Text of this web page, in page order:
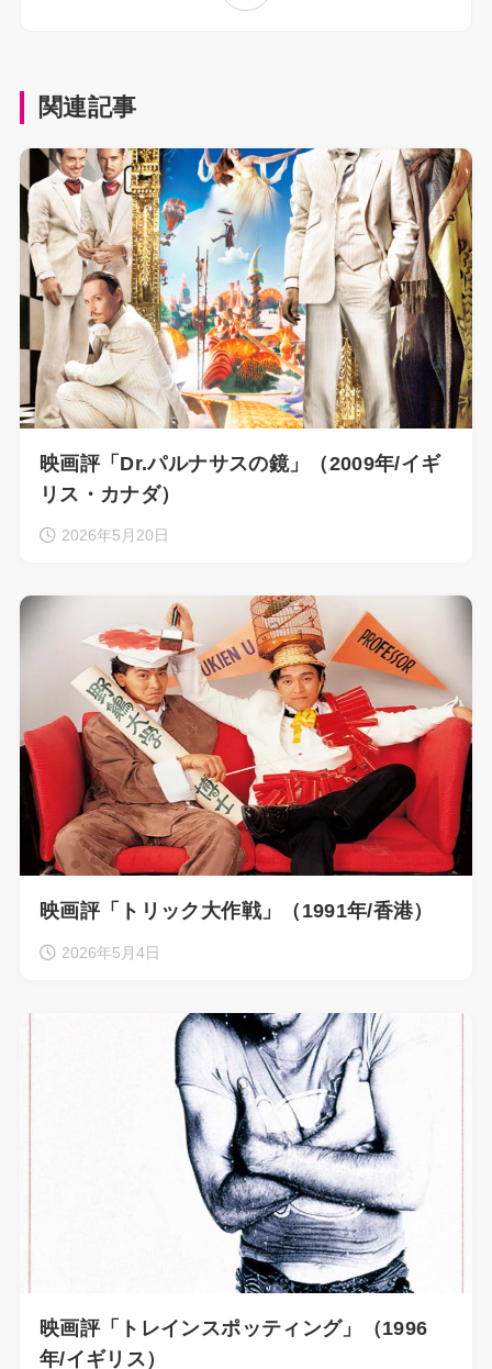
関連記事
映画評「Dr.パルナサスの鏡」（2009年/イギ
リス・カナダ）
2026年5月20日
映画評「トリック大作戦」（1991年/香港）
2026年5月4日
映画評「トレインスポッティング」（1996
年/イギリス）